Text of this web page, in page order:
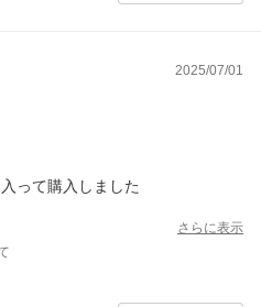
2025/07/01
って購入しました
さらに表示